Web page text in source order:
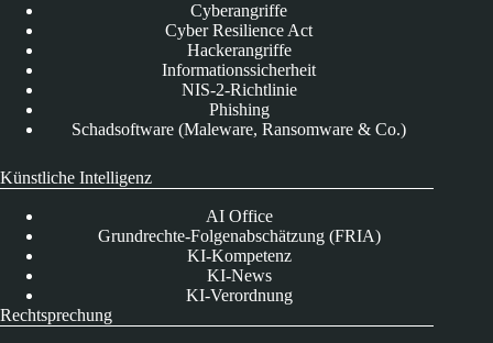
Cyberangriffe
Cyber Resilience Act
Hackerangriffe
Informationssicherheit
NIS-2-Richtlinie
Phishing
Schadsoftware (Maleware, Ransomware & Co.)
Künstliche Intelligenz
AI Office
Grundrechte-Folgenabschätzung (FRIA)
KI-Kompetenz
KI-News
KI-Verordnung
Rechtsprechung